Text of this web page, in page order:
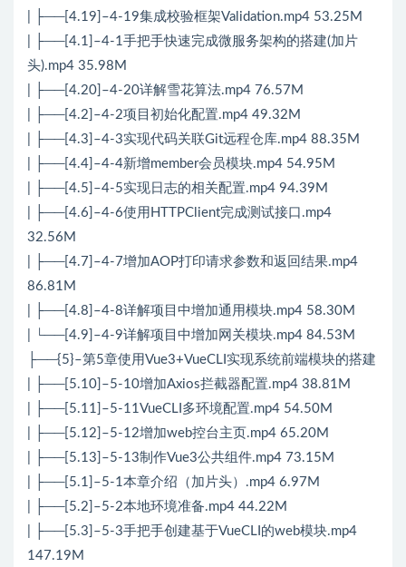
| ├──[4.19]–4-19集成校验框架Validation.mp4 53.25M
| ├──[4.1]–4-1手把手快速完成微服务架构的搭建(加片
头).mp4 35.98M
| ├──[4.20]–4-20详解雪花算法.mp4 76.57M
| ├──[4.2]–4-2项目初始化配置.mp4 49.32M
| ├──[4.3]–4-3实现代码关联Git远程仓库.mp4 88.35M
| ├──[4.4]–4-4新增member会员模块.mp4 54.95M
| ├──[4.5]–4-5实现日志的相关配置.mp4 94.39M
| ├──[4.6]–4-6使用HTTPClient完成测试接口.mp4
32.56M
| ├──[4.7]–4-7增加AOP打印请求参数和返回结果.mp4
86.81M
| ├──[4.8]–4-8详解项目中增加通用模块.mp4 58.30M
| └──[4.9]–4-9详解项目中增加网关模块.mp4 84.53M
├──{5}–第5章使用Vue3+VueCLI实现系统前端模块的搭建
| ├──[5.10]–5-10增加Axios拦截器配置.mp4 38.81M
| ├──[5.11]–5-11VueCLI多环境配置.mp4 54.50M
| ├──[5.12]–5-12增加web控台主页.mp4 65.20M
| ├──[5.13]–5-13制作Vue3公共组件.mp4 73.15M
| ├──[5.1]–5-1本章介绍（加片头）.mp4 6.97M
| ├──[5.2]–5-2本地环境准备.mp4 44.22M
| ├──[5.3]–5-3手把手创建基于VueCLI的web模块.mp4
147.19M